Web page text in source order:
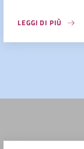
LEGGI DI PIÙ